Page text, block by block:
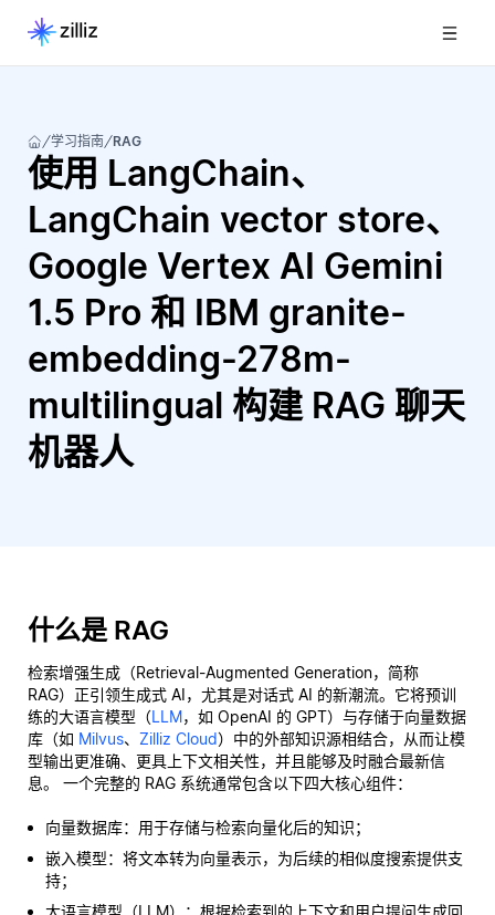
学习指南 RAG
使用 LangChain、
LangChain vector store、
Google Vertex AI Gemini
1.5 Pro 和 IBM granite-
embedding-278m-
multilingual 构建 RAG 聊天
机器人
什么是 RAG
检索增强生成（Retrieval-Augmented Generation，简称
RAG）正引领生成式 AI，尤其是对话式 AI 的新潮流。它将预训
练的大语言模型（LLM，如 OpenAI 的 GPT）与存储于向量数据
库（如 Milvus、 Zilliz Cloud）中的外部知识源相结合，从而让模
型输出更准确、更具上下文相关性，并且能够及时融合最新信
息。 一个完整的 RAG 系统通常包含以下四大核心组件：
向量数据库：用于存储与检索向量化后的知识；
嵌入模型：将文本转为向量表示，为后续的相似度搜索提供支
持；
大语言模型（LLM）：根据检索到的上下文和用户提问生成回